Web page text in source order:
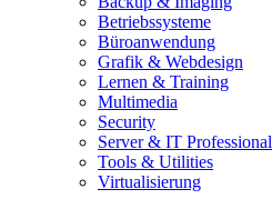
Betriebssysteme
Büroanwendung
Grafik & Webdesign
Lernen & Training
Multimedia
Security
Server & IT Professional
Tools & Utilities
Virtualisierung